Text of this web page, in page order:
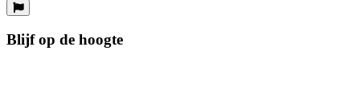
Blijf op de hoogte